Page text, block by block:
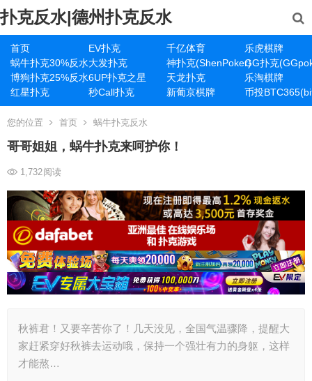
扑克反水|德州扑克反水
首页 EV扑克 千亿体育
乐虎棋牌
蜗牛扑克30%反水大发扑克 神扑克(ShenPoker)GG扑克
博狗扑克25%反水6UP扑克之星 天龙扑克
乐淘棋牌
红星扑克
秒Call扑克 新葡京棋牌 币投
您的位置 首页 蜗牛扑克反水
哥哥姐姐，蜗牛扑克来呵护你！
1,732阅读
秋裤君！又要辛苦你了！几天没见，全国气温骤降，提醒大
家赶紧穿好秋裤去运动哦，保持一个强壮有力的身躯，这样
才能熬…